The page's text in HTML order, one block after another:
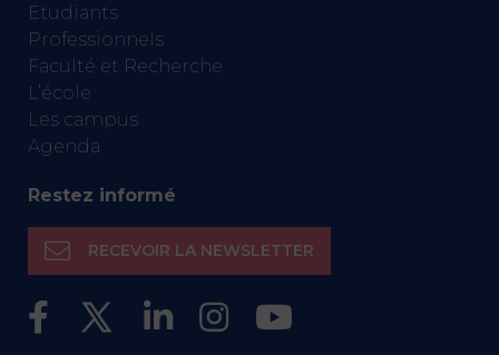
Etudiants
Professionnels
Faculté et Recherche
L’école
Les campus
Agenda
Restez informé
RECEVOIR LA NEWSLETTER